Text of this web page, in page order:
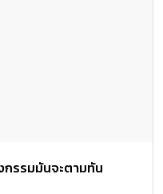
กรรมมันจะตามทัน